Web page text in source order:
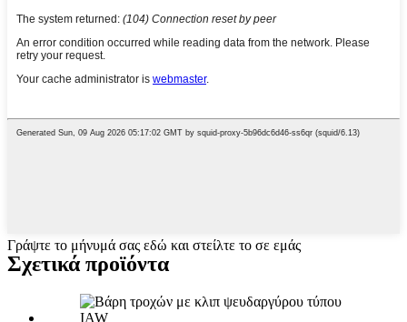
Γράψτε το μήνυμά σας εδώ και στείλτε το σε εμάς
Σχετικά προϊόντα